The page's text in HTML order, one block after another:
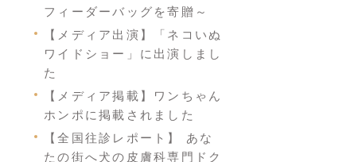
フィーダーバッグを寄贈～
【メディア出演】「ネコいぬ
ワイドショー」に出演しまし
た
【メディア掲載】ワンちゃん
ホンポに掲載されました
【全国往診レポート】 あな
たの街へ犬の皮膚科専門ドク